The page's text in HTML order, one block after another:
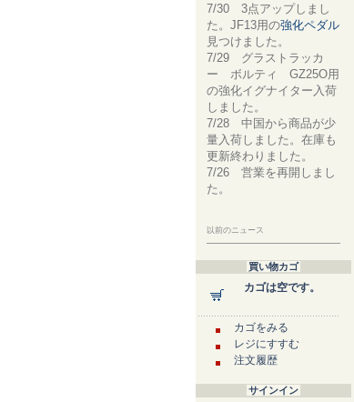
7/30 3点アップしまし
た。JF13用の強化ペダル
見つけました。
7/29 グラストラッカ
ー ボルティ GZ25O用
の強化イグナイター入荷
しました。
7/28 中国から商品が少
量入荷しました。在庫も
更新終わりました。
7/26 営業を再開しまし
た。
以前のニュース
買い物カゴ
カゴは空です。
カゴをみる
レジにすすむ
注文履歴
サインイン